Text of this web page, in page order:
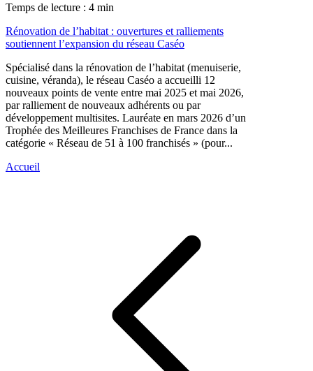
Temps de lecture : 4 min
Rénovation de l’habitat : ouvertures et ralliements
soutiennent l’expansion du réseau Caséo
Spécialisé dans la rénovation de l’habitat (menuiserie,
cuisine, véranda), le réseau Caséo a accueilli 12
nouveaux points de vente entre mai 2025 et mai 2026,
par ralliement de nouveaux adhérents ou par
développement multisites. Lauréate en mars 2026 d’un
Trophée des Meilleures Franchises de France dans la
catégorie « Réseau de 51 à 100 franchisés » (pour...
Accueil